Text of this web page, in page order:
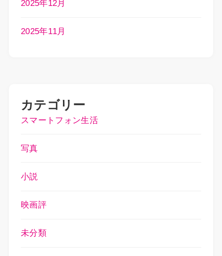
2025年12月
2025年11月
カテゴリー
スマートフォン生活
写真
小説
映画評
未分類